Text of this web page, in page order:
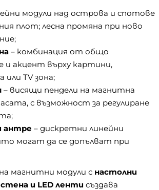
модули над острова и спотове
плот; лесна промяна при ново
– комбинация от общо
и акцент върху картини,
или TV зона;
– висящи пендели на магнитна
с възможност за регулиране
антре – дискретни линейни
могат да се допълват при
магнитни модули с настолни
и LED ленти създава